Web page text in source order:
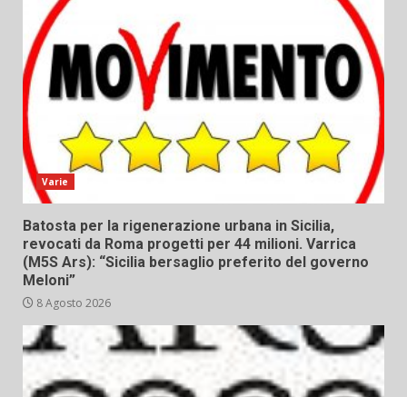
Varie
Batosta per la rigenerazione urbana in Sicilia,
revocati da Roma progetti per 44 milioni. Varrica
(M5S Ars): “Sicilia bersaglio preferito del governo
Meloni”
8 Agosto 2026